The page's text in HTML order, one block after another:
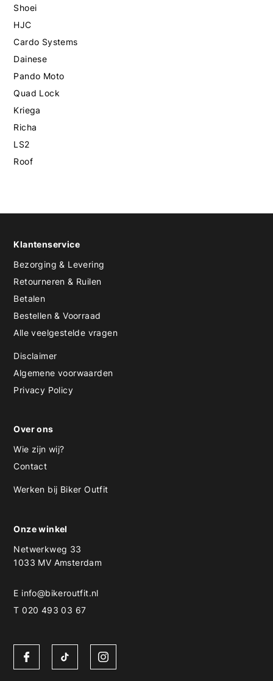
Shoei
HJC
Cardo Systems
Dainese
Pando Moto
Quad Lock
Kriega
Richa
LS2
Roof
Klantenservice
Bezorging & Levering
Retourneren & Ruilen
Betalen
Bestellen & Voorraad
Alle veelgestelde vragen
Disclaimer
Algemene voorwaarden
Privacy Policy
Over ons
Wie zijn wij?
Contact
Werken bij Biker Outfit
Onze winkel
Netwerkweg 33
1033 MV Amsterdam
E info@bikeroutfit.nl
T 020 493 03 67